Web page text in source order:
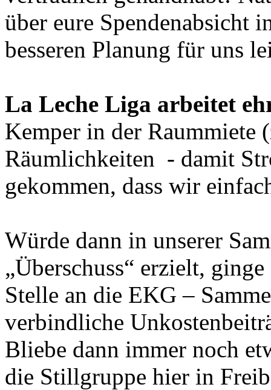
über eure Spendenabsicht
besseren Planung für uns
La Leche Liga arbeitet
Kemper in der Raummiete
Räumlichkeiten - damit
gekommen, dass wir
Würde dann in unserer
„Überschuss“ erzielt,
Stelle an die EKG –
verbindliche
Bliebe dann immer noch
die Stillgruppe hier in